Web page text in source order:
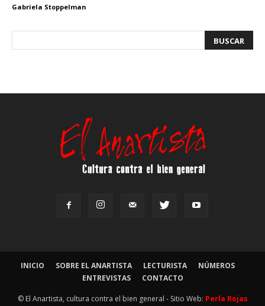
Gabriela Stoppelman
INICIO SOBRE EL ANARTISTA LECTURISTA
NÚMEROS
ENTREVISTAS
CONTACTO
© El Anartista, cultura contra el bien general - Sitio Web: Perla Rojas